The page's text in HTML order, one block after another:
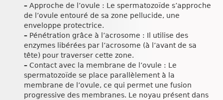
– Approche de l’ovule : Le spermatozoïde s’approche
de l’ovule entouré de sa zone pellucide, une
enveloppe protectrice.
– Pénétration grâce à l’acrosome : Il utilise des
enzymes libérées par l’acrosome (à l’avant de sa
tête) pour traverser cette zone.
– Contact avec la membrane de l’ovule : Le
spermatozoïde se place parallèlement à la
membrane de l’ovule, ce qui permet une fusion
progressive des membranes. Le noyau présent dans